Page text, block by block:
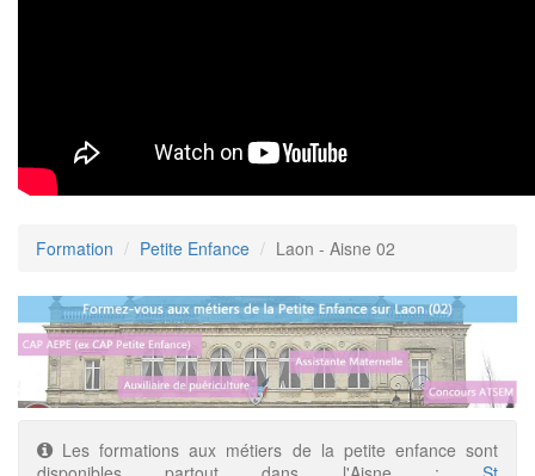
Formation Petite Enfance Laon - Aisne 02
Les formations aux métiers de la petite enfance sont